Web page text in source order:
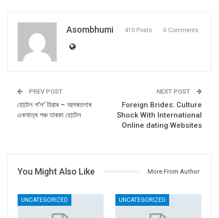
Asombhumi 410 Posts 0 Comments
PREV POST
হোটেল প’ল’ টাৱাৰ – আগৰতলাৰ
একমাত্ৰ পঞ্চ তাৰকা হোটেল
NEXT POST
Foreign Brides: Culture
Shock With International
Online dating Websites
You Might Also Like More From Author
UNCATEGORIZED UNCATEGORIZED